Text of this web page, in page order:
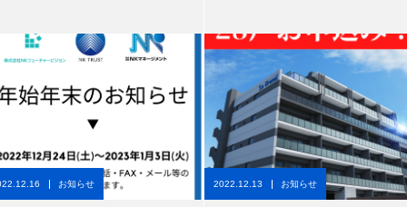
お知らせ 2022.12.13 お知らせ